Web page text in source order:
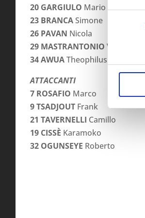
20 GARGIULO Mario
23 BRANCASimone
26 PAVAN Nicola
29 MASTRANTONIO Valerio
34 AWUATheophilus
ATTACCANTI
7 ROSAFIO Marco
9 TSADJOUT Frank
21 TAVERNELLI Camillo
19 CISSÈ Karamoko
32 OGUNSEYE Roberto